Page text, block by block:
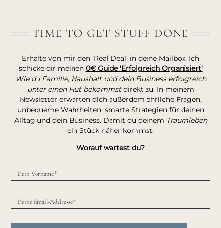
TIME TO GET STUFF DONE
Erhalte von mir den 'Real Deal' in deine Mailbox. Ich
schicke dir meinen 0€ Guide 'Erfolgreich Organisiert'
Wie du Familie, Haushalt und dein Business erfolgreich
unter einen Hut bekommstdirekt zu. In meinem
Newsletter erwarten dich außerdem ehrliche Fragen,
unbequeme Wahrheiten, smarte Strategien für deinen
Alltag und dein Business. Damit du deinem Traumleben
ein Stück näher kommst.
Worauf wartest du?